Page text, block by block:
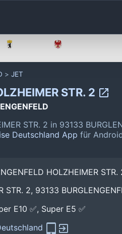
JET
STR. 2
STR. 2 in 93133
Deutschland App für
HOLZHEIMER STR.
STR. 2, 93133
E10 ✅, Super E5 ✅